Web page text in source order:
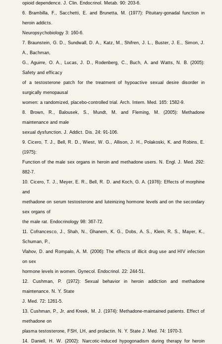
opioid dependence. J. Clin. Endocrinol. Metab. 90: 203-6.
6. Brambilla, F., Sacchetti, E. and Brunetta, M. (1977): Pituitary-gonadal function in
heroin addicts.
Neuropsychobiology 3: 160-6.
7. Braunstein, G. D., Sundwall, D. A., Katz, M., Shifren, J. L., Buster, J. E., Simon, J.
A., Bachman,
G., Aguirre, O. A., Lucas, J. D., Rodenberg, C., Buch, A. and Watts, N. B. (2005):
Safety and efficacy
of a testosterone patch for the treatment of hypoactive sexual desire disorder in
surgically menopausal
women: a randomized, placebo-controlled trial. Arch. Intern. Med. 165: 1582-9.
8. Brown, R., Balousek, S., Mundt, M. and Fleming, M. (2005): Methadone
maintenance and male
sexual dysfunction. J. Addict. Dis. 24: 91-106.
9. Cicero, T. J., Bell, R. D., Wiest, W. G., Allison, J. H., Polakoski, K. and Robins, E.
(1975):
Function of the male sex organs in heroin and methadone users. N. Engl. J. Med. 292:
882-7.
10. Cicero, T. J., Meyer, E. R., Bell, R. D. and Koch, G. A. (1976): Effects of morphine
and
methadone on serum testosterone and luteinizing hormone levels and on the secondary
sex organs of
the male rat. Endocrinology 98: 367-72.
11. Cofrancesco, J., Shah, N., Ghanem, K. G., Dobs, A. S., Klein, R. S., Mayer, K.,
Schuman, P.,
Vlahov, D. and Rompalo, A. M. (2006): The effects of illicit drug use and HIV infection
on sex
hormone levels in women. Gynecol. Endocrinol. 22: 244-51.
12. Cushman, P. (1972): Sexual behavior in heroin addiction and methadone
maintenance. N. Y. State
J. Med. 72: 1261-5.
13. Cushman, P., Jr. and Kreek, M. J. (1974): Methadone-maintained patients. Effect of
methadone on
plasma testosterone, FSH, LH, and prolactin. N. Y. State J. Med. 74: 1970-3.
14. Daniell, H. W. (2002): Narcotic-induced hypogonadism during therapy for heroin